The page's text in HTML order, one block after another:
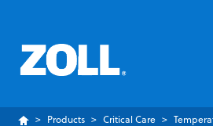
Products Critical Care